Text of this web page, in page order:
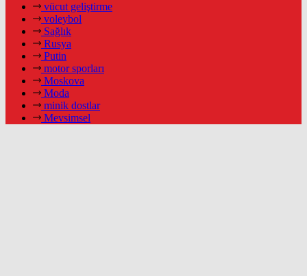
vücut geliştirme
voleybol
Sağlık
Rusya
Putin
motor sporları
Moskova
Moda
minik dostlar
Mevsimsel